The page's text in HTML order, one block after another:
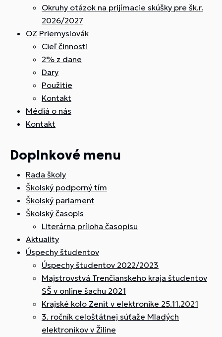
Okruhy otázok na prijímacie skúšky pre šk.r.
2026/2027
OZ Priemyslovák
Cieľ činnosti
2% z dane
Dary
Použitie
Kontakt
Médiá o nás
Kontakt
Doplnkové menu
Rada školy
Školský podporný tím
Školský parlament
Školský časopis
Literárna príloha časopisu
Aktuality
Úspechy študentov
Úspechy študentov 2022/2023
Majstrovstvá Trenčianskeho kraja študentov
SŠ v online šachu 2021
Krajské kolo Zenit v elektronike 25.11.2021
3. ročník celoštátnej súťaže Mladých
elektronikov v Žiline